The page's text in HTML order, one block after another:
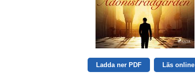
Ladda ner PDF Läs online